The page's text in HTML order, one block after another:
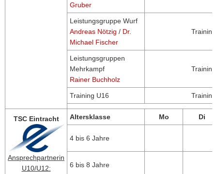
Gruber
Leistungsgruppe Wurf
Andreas Nötzig / Dr.
Michael Fischer
Leistungsgruppen
Mehrkampf
Rainer Buchholz
Training U16
TSC Eintracht
Ansprechpartnerin
U10/U12:
Altersklasse Mo Di
4 bis 6 Jahre
6 bis 8 Jahre